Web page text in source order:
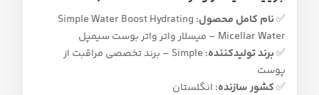
✅نام کامل محصول: Simple Water Boost Hydrating
Micellar Water – میسلار واتر واتر بوست سیمپل
✅برند تولیدکننده:
Simple – برند تخصصی مراقبت از
پوست
✅کشور سازنده: انگلستان